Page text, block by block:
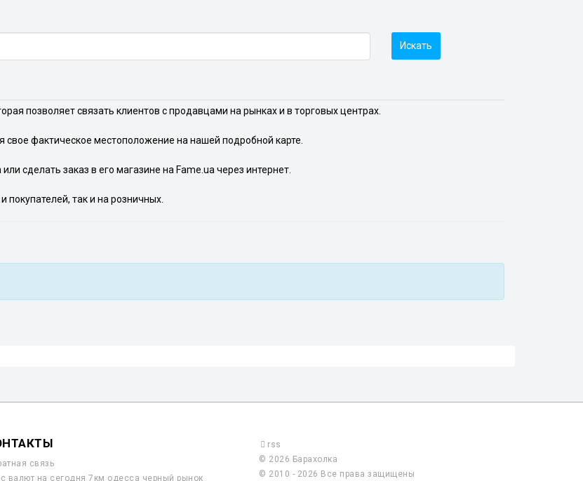
Искать
позволяет связать клиентов с продавцами на рынках и в торговых центрах.
фактическое местоположение на нашей подробной карте.
сделать заказ в его магазине на Fame.ua через интернет.
так и на розничных.
связь
валют на сегодня 7км одесса черный рынок
rss
© 2026 Барахолка
© 2010 - 2026 Все права защищены